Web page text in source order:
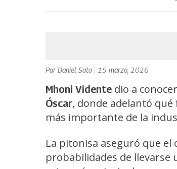
PorDaniel Soto 15 marzo, 2026
Mhoni Vidente dio a
Óscar, donde adelantó
más importante de la
La pitonisa aseguró que el
probabilidades de llevarse